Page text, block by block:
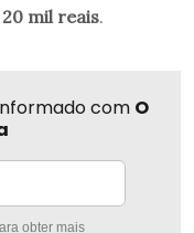
20 mil reais.
com O
obter mais